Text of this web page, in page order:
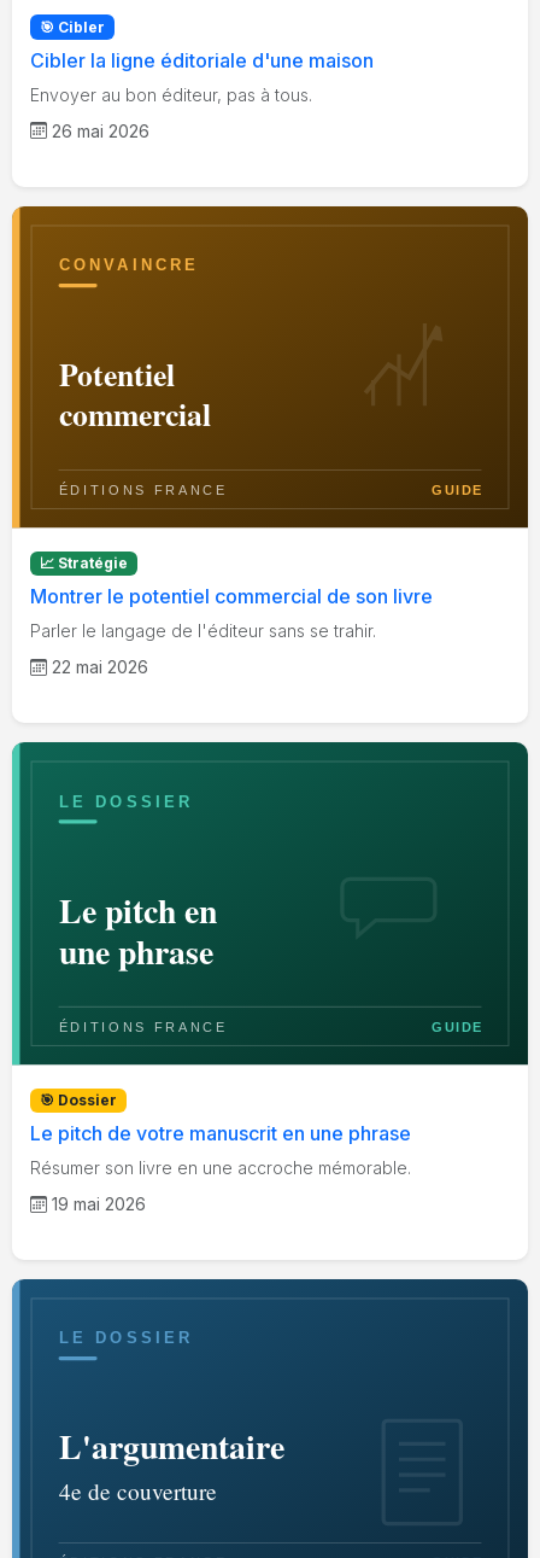
🎯 Cibler
Cibler la ligne éditoriale d'une maison
Envoyer au bon éditeur, pas à tous.
26 mai 2026
📈 Stratégie
Montrer le potentiel commercial de son livre
Parler le langage de l'éditeur sans se trahir.
22 mai 2026
🎯 Dossier
Le pitch de votre manuscrit en une phrase
Résumer son livre en une accroche mémorable.
19 mai 2026